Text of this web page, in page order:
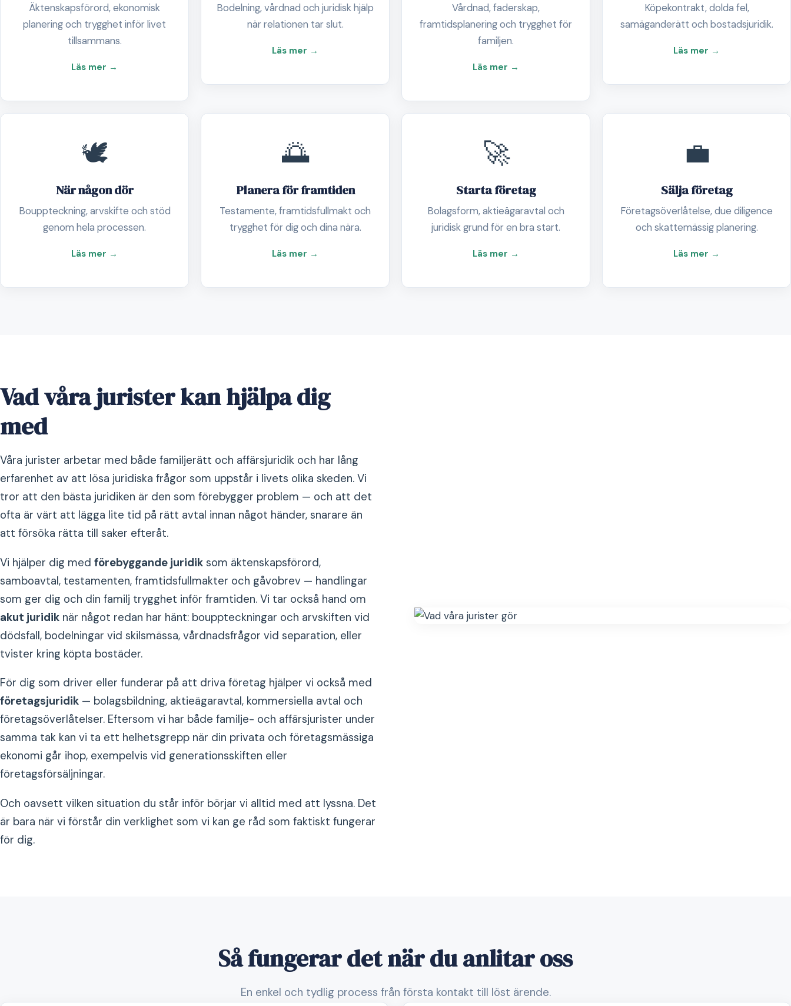
Äktenskapsförord, ekonomisk
planering och trygghet inför livet
tillsammans.
Läs mer →
Bodelning, vårdnad och juridisk hjälp
när relationen tar slut.
Läs mer →
Vårdnad, faderskap,
framtidsplanering och trygghet för
familjen.
Läs mer →
Köpekontrakt, dolda fel,
samäganderätt och bostadsjuridik.
Läs mer →
🕊️
När någon dör
Bouppteckning, arvskifte och stöd
genom hela processen.
Läs mer →
🌅
Planera för framtiden
Testamente, framtidsfullmakt och
trygghet för dig och dina nära.
Läs mer →
🚀
Starta företag
Bolagsform, aktieägaravtal och
juridisk grund för en bra start.
Läs mer →
💼
Sälja företag
Företagsöverlåtelse, due diligence
och skattemässig planering.
Läs mer →
Vad våra jurister kan hjälpa dig
med
Våra jurister arbetar med både familjerätt och affärsjuridik och har lång
erfarenhet av att lösa juridiska frågor som uppstår i livets olika skeden. Vi
tror att den bästa juridiken är den som förebygger problem — och att det
ofta är värt att lägga lite tid på rätt avtal innan något händer, snarare än
att försöka rätta till saker efteråt.
Vi hjälper dig med förebyggande juridik som äktenskapsförord,
samboavtal, testamenten, framtidsfullmakter och gåvobrev — handlingar
som ger dig och din familj trygghet inför framtiden. Vi tar också hand om
akut juridik när något redan har hänt: bouppteckningar och arvskiften vid
dödsfall, bodelningar vid skilsmässa, vårdnadsfrågor vid separation, eller
tvister kring köpta bostäder.
För dig som driver eller funderar på att driva företag hjälper vi också med
företagsjuridik — bolagsbildning, aktieägaravtal, kommersiella avtal och
företagsöverlåtelser. Eftersom vi har både familje- och affärsjurister under
samma tak kan vi ta ett helhetsgrepp när din privata och företagsmässiga
ekonomi går ihop, exempelvis vid generationsskiften eller
företagsförsäljningar.
Och oavsett vilken situation du står inför börjar vi alltid med att lyssna. Det
är bara när vi förstår din verklighet som vi kan ge råd som faktiskt fungerar
för dig.
Så fungerar det när du anlitar oss
En enkel och tydlig process från första kontakt till löst ärende.